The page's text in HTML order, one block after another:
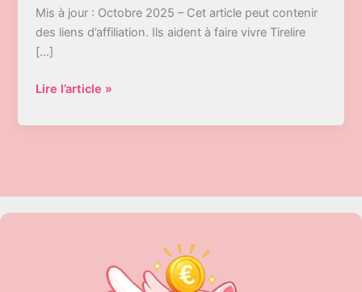
Mis à jour : Octobre 2025 – Cet article peut contenir
des liens d’affiliation. Ils aident à faire vivre Tirelire
[…]
Où
son
Lire l’article »